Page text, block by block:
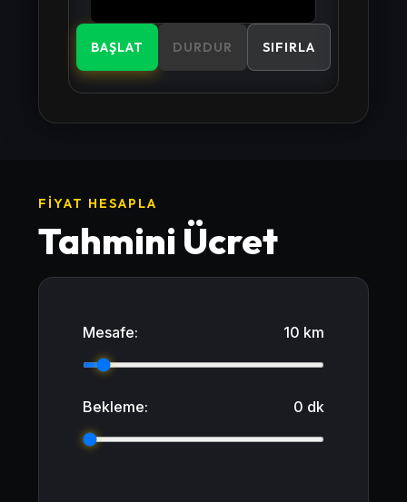
BAŞLAT DURDUR SIFIRLA
FIYAT HESAPLA
Tahmini Ücret
Mesafe: 10 km
Bekleme: 0 dk